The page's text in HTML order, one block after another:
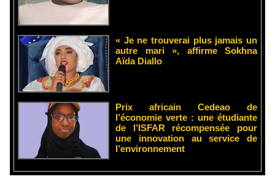
« Je ne trouverai plus jamais un
autre mari », affirme Sokhna
Aïda Diallo
Prix africain Cedeao de
l’économie verte : une étudiante
de l’ISFAR récompensée pour
une innovation au service de
l’environnement